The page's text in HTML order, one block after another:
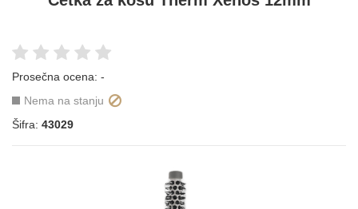
Prosečna ocena: -
Nema na stanju
Šifra: 43029